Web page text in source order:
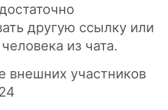
другую ссылку или
из чата.